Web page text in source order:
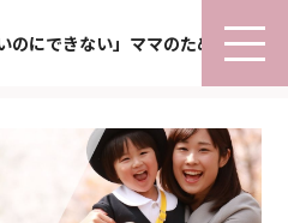
のにできない」ママのための子育て